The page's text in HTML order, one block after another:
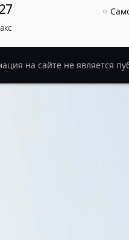
на сайте не является